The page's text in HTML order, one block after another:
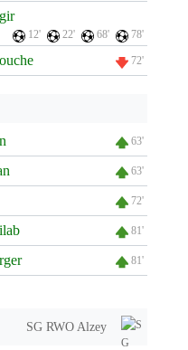
12' 22' 68' 78'
72'
63'
63'
72'
81'
81'
SG RWO Alzey